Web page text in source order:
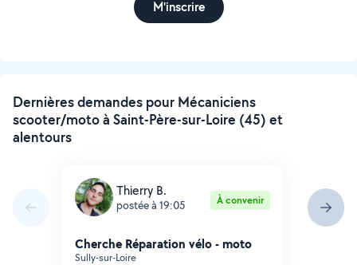
M'inscrire
Dernières demandes pour Mécaniciens
scooter/moto à Saint-Père-sur-Loire (45) et
alentours
Thierry B.
postée à 19:05 À convenir
Cherche Réparation vélo - moto
Sully-sur-Loire